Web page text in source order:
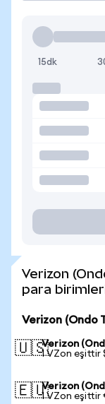
15dk
Verizon
para
Verizon (Ondo
🇺🇸Verizon
1 VZon eşittir
🇪🇺Verizon
1 VZon eşittir